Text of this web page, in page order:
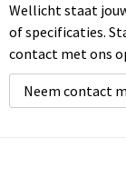
Wellicht staat
of specificaties.
contact met ons
Neem contact